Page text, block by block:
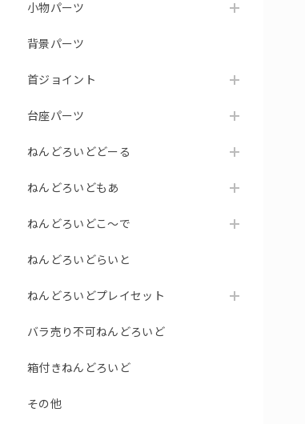
小物パーツ
背景パーツ
首ジョイント
台座パーツ
ねんどろいどどーる
ねんどろいどもあ
ねんどろいどこ～で
ねんどろいどらいと
ねんどろいどプレイセット
バラ売り不可ねんどろいど
箱付きねんどろいど
その他